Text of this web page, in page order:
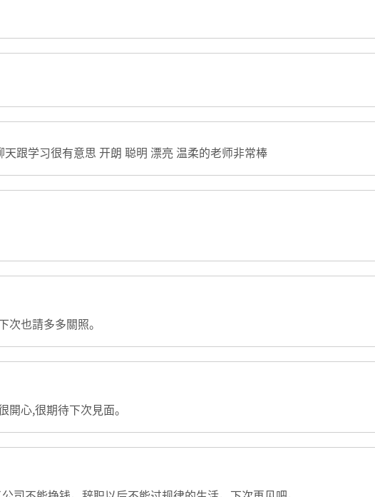
跟学习很有意思 开朗 聪明 漂亮 温柔的老师非常棒
也請多多關照。
心,很期待下次見面。